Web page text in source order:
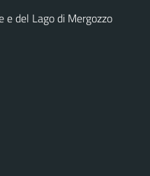
e del Lago di Mergozzo